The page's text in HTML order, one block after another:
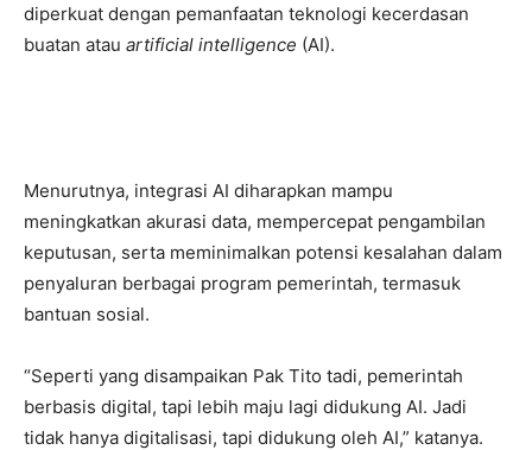
diperkuat dengan pemanfaatan teknologi kecerdasan
buatan atau artificial intelligence (AI).
Menurutnya, integrasi AI diharapkan mampu
meningkatkan akurasi data, mempercepat pengambilan
keputusan, serta meminimalkan potensi kesalahan dalam
penyaluran berbagai program pemerintah, termasuk
bantuan sosial.
“Seperti yang disampaikan Pak Tito tadi, pemerintah
berbasis digital, tapi lebih maju lagi didukung AI. Jadi
tidak hanya digitalisasi, tapi didukung oleh AI,” katanya.